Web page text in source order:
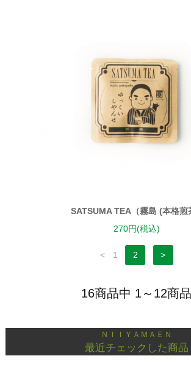
SATSUMA TEA（霧島 (本格煎
270円(税込)
< 1 2 >
16商品中 1～12商品
ＮＩＩＹＡＭＡＥＮ
最近チェックした商品